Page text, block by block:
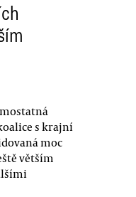
s krajní
moc
větším